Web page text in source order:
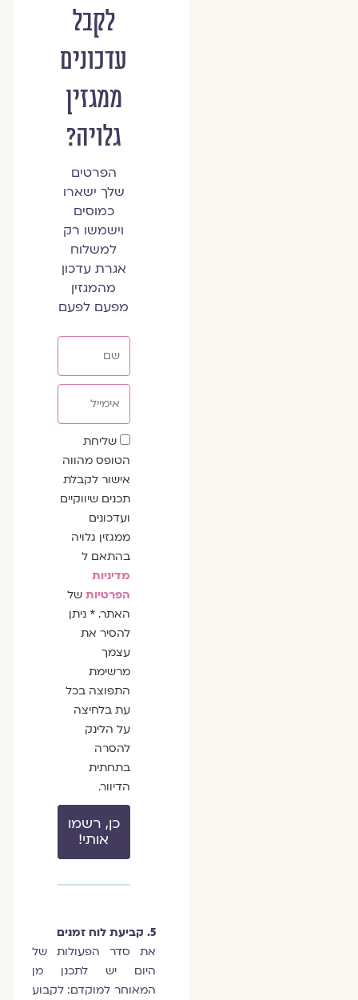
לקבל
עדכונים
ממגזין
גלויה?
הפרטים
שלך ישארו
כמוסים
וישמשו רק
למשלוח
אגרת עדכון
מהמגזין
מפעם לפעם
שדה
הסכמה
שליחת
הטופס מהווה
אישור לקבלת
תכנים שיווקיים
ועדכונים
ממגזין גלויה
בהתאם ל
מדיניות
הפרטיותשל
האתר. * ניתן
להסיר את
עצמך
מרשימת
התפוצה בכל
עת בלחיצה
על הלינק
להסרה
בתחתית
הדיוור.
כן, רשמו
אותי!
את סדר הפעולות של
היום יש לתכנן מן
המאוחר למוקדם: לקבוע